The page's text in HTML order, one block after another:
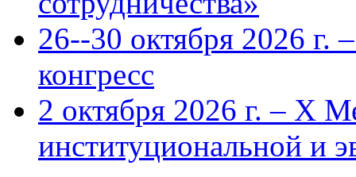
26--30 октября 2026 г.
конгресс
2 октября 2026 г. – X
институциональной и